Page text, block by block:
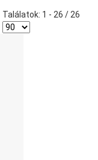
Találatok: 1 - 26 / 26